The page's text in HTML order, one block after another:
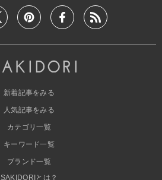
新着記事をみる
人気記事をみる
カテゴリ一覧
キーワード一覧
ブランド一覧
SAKIDORIとは？